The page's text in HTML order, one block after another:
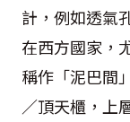
計，例如透氣
在西方國家，
稱作「泥巴間
／頂天櫃，上